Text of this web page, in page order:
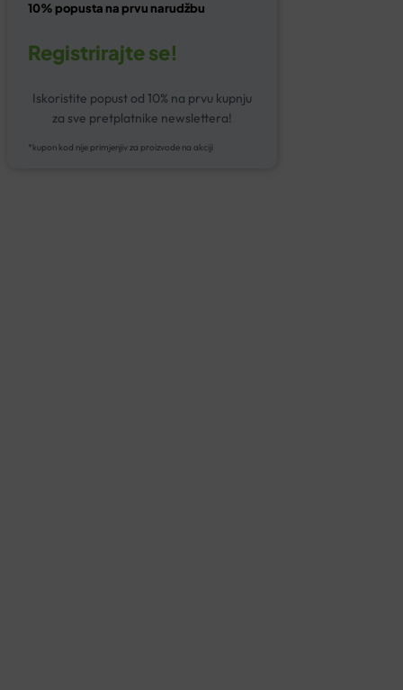
10% popusta na prvu narudžbu
Registrirajte se!
Iskoristite popust od 10% na prvu kupnju
za sve pretplatnike newslettera!
*kupon kod nije primjenjiv za proizvode na akciji